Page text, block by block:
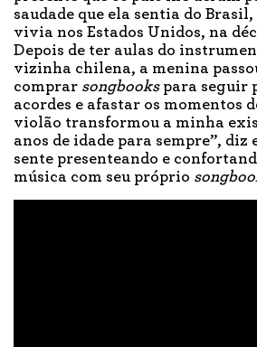
saudade que ela sentia do
vivia nos Estados Unidos, na
Depois de ter aulas do
vizinha chilena, a menina
comprar songbookspara seguir
acordes e afastar os momentos
violão transformou a minha
anos de idade para sempre”, diz
sente presenteando e
música com seu próprio